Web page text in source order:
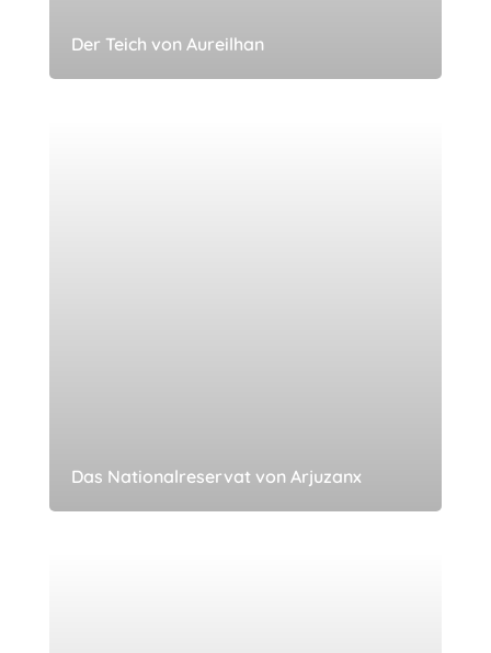
Der Teich von Aureilhan
Das Nationalreservat von Arjuzanx